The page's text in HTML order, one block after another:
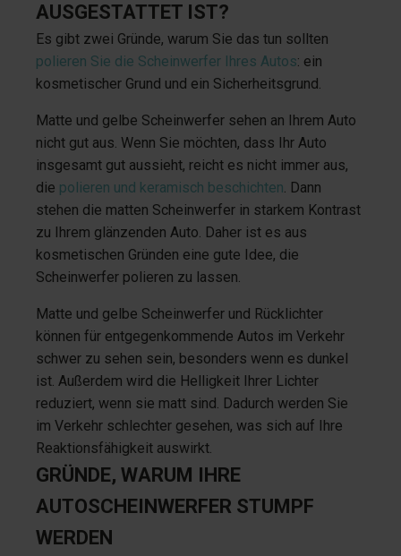
AUSGESTATTET IST?
Es gibt zwei Gründe, warum Sie das tun sollten
polieren Sie die Scheinwerfer Ihres Autos: ein
kosmetischer Grund und ein Sicherheitsgrund.
Matte und gelbe Scheinwerfer sehen an Ihrem Auto
nicht gut aus. Wenn Sie möchten, dass Ihr Auto
insgesamt gut aussieht, reicht es nicht immer aus,
die polieren und keramisch beschichten. Dann
stehen die matten Scheinwerfer in starkem Kontrast
zu Ihrem glänzenden Auto. Daher ist es aus
kosmetischen Gründen eine gute Idee, die
Scheinwerfer polieren zu lassen.
Matte und gelbe Scheinwerfer und Rücklichter
können für entgegenkommende Autos im Verkehr
schwer zu sehen sein, besonders wenn es dunkel
ist. Außerdem wird die Helligkeit Ihrer Lichter
reduziert, wenn sie matt sind. Dadurch werden Sie
im Verkehr schlechter gesehen, was sich auf Ihre
Reaktionsfähigkeit auswirkt.
GRÜNDE, WARUM IHRE
AUTOSCHEINWERFER STUMPF
WERDEN